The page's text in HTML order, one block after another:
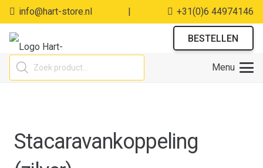
info@hart-store.nl | +31(0)6 44974146
BESTELLEN
Producten
zoeken
Menu
Stacaravankoppeling